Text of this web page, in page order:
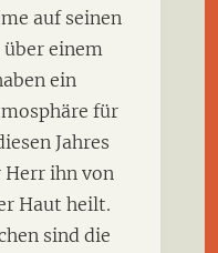
auf seinen
einem
ein
für
Jahres
Herr ihn von
Haut heilt.
sind die